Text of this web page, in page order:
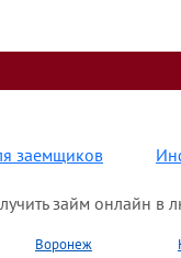
заемщиков
займ онлайн в
Воронеж